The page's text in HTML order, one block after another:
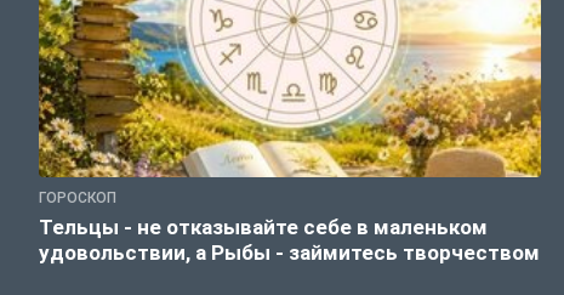
ГОРОСКОП
Тельцы - не отказывайте себе в маленьком
удовольствии, а Рыбы - займитесь творчеством